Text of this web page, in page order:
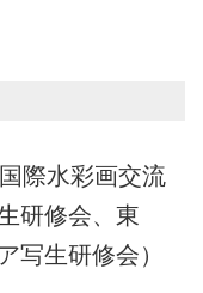
際水彩画交流
研修会、東
写生研修会）